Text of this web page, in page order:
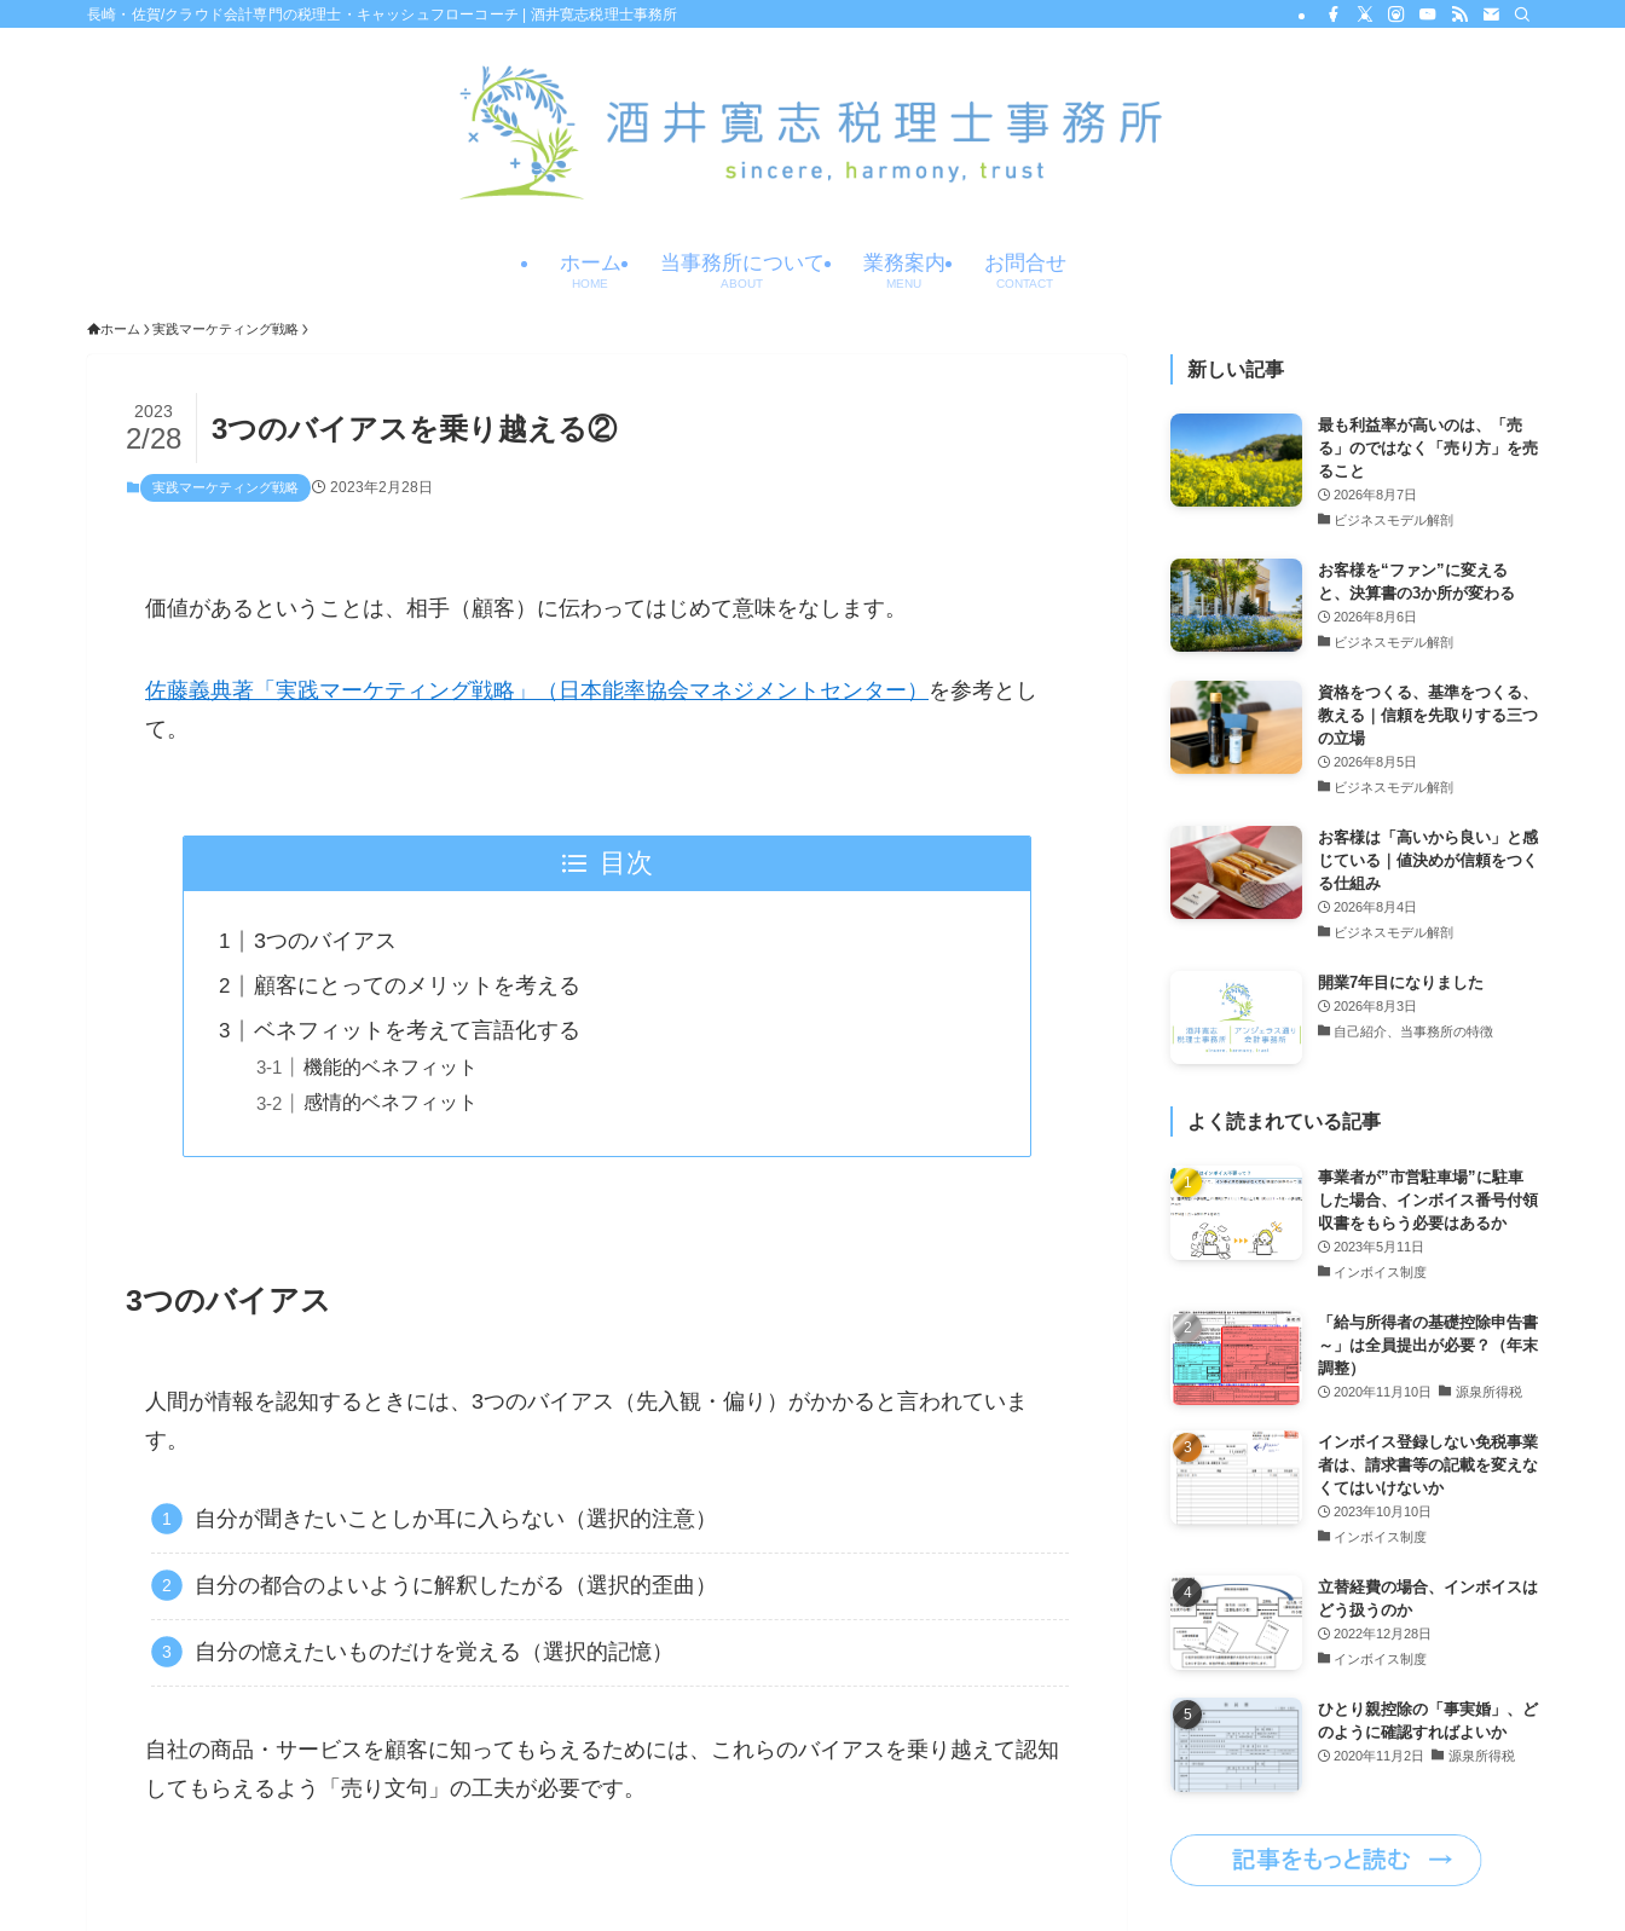
長崎・佐賀/クラウド会計専門の税理士・キャッシュフローコーチ | 酒井寛志税理士事務所
ホーム
HOME
当事務所について
ABOUT
業務案内
MENU
お問合せ
CONTACT
ホーム 実践マーケティング戦略
3つのバイアスを乗り越える②
2023
2/28
実践マーケティング戦略 2023年2月28日
価値があるということは、相手（顧客）に伝わってはじめて意味をなします。
佐藤義典著「実践マーケティング戦略」（日本能率協会マネジメントセンター） を参考とし
て。
目次
3つのバイアス
顧客にとってのメリットを考える
ベネフィットを考えて言語化する
機能的ベネフィット
感情的ベネフィット
3つのバイアス
人間が情報を認知するときには、3つのバイアス（先入観・偏り）がかかると言われていま
す。
自分が聞きたいことしか耳に入らない（選択的注意）
自分の都合のよいように解釈したがる（選択的歪曲）
自分の憶えたいものだけを覚える（選択的記憶）
自社の商品・サービスを顧客に知ってもらえるためには、これらのバイアスを乗り越えて認知
してもらえるよう「売り文句」の工夫が必要です。
新しい記事
最も利益率が高いのは、「売
る」のではなく「売り方」を売
ること
2026年8月7日
ビジネスモデル解剖
お客様を“ファン”に変える
と、決算書の3か所が変わる
2026年8月6日
ビジネスモデル解剖
資格をつくる、基準をつくる、
教える｜信頼を先取りする三つ
の立場
2026年8月5日
ビジネスモデル解剖
お客様は「高いから良い」と感
じている｜値決めが信頼をつく
る仕組み
2026年8月4日
ビジネスモデル解剖
開業7年目になりました
2026年8月3日
自己紹介、当事務所の特徴
よく読まれている記事
事業者が”市営駐車場”に駐車
した場合、インボイス番号付領
収書をもらう必要はあるか
2023年5月11日
インボイス制度
「給与所得者の基礎控除申告書
～」は全員提出が必要？（年末
調整）
2020年11月10日 源泉所得税
インボイス登録しない免税事業
者は、請求書等の記載を変えな
くてはいけないか
2023年10月10日
インボイス制度
立替経費の場合、インボイスは
どう扱うのか
2022年12月28日
インボイス制度
ひとり親控除の「事実婚」、ど
のように確認すればよいか
2020年11月2日 源泉所得税